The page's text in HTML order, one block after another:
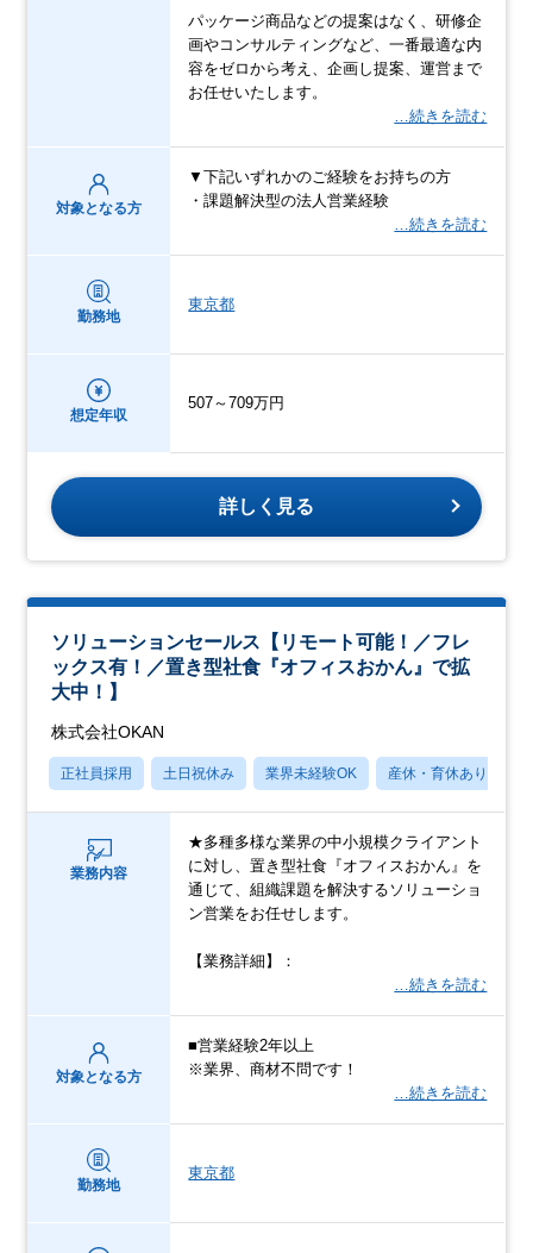
パッケージ商品などの提案はなく、研修企
画やコンサルティングなど、一番最適な内
容をゼロから考え、企画し提案、運営まで
お任せいたします。
…続きを読む
対象となる方
▼下記いずれかのご経験をお持ちの方
・課題解決型の法人営業経験
…続きを読む
勤務地
東京都
想定年収
507～709万円
詳しく見る
ソリューションセールス【リモート可能！／フレ
ックス有！／置き型社食『オフィスおかん』で拡
大中！】
株式会社OKAN
正社員採用 土日祝休み 業界未経験OK 産休・育休あり
業務内容
★多種多様な業界の中小規模クライアント
に対し、置き型社食『オフィスおかん』を
通じて、組織課題を解決するソリューショ
ン営業をお任せします。
【業務詳細】：
…続きを読む
対象となる方
■営業経験2年以上
※業界、商材不問です！
…続きを読む
勤務地
東京都